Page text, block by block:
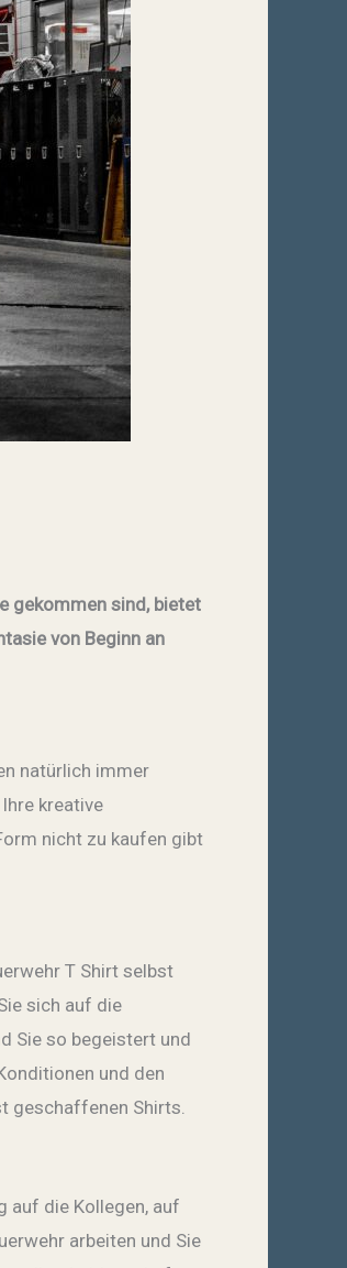
gekommen sind, bietet
von Beginn an
natürlich immer
kreative
nicht zu kaufen gibt
T Shirt selbst
sich auf die
Sie so begeistert und
und den
geschaffenen Shirts.
auf die Kollegen, auf
arbeiten und Sie